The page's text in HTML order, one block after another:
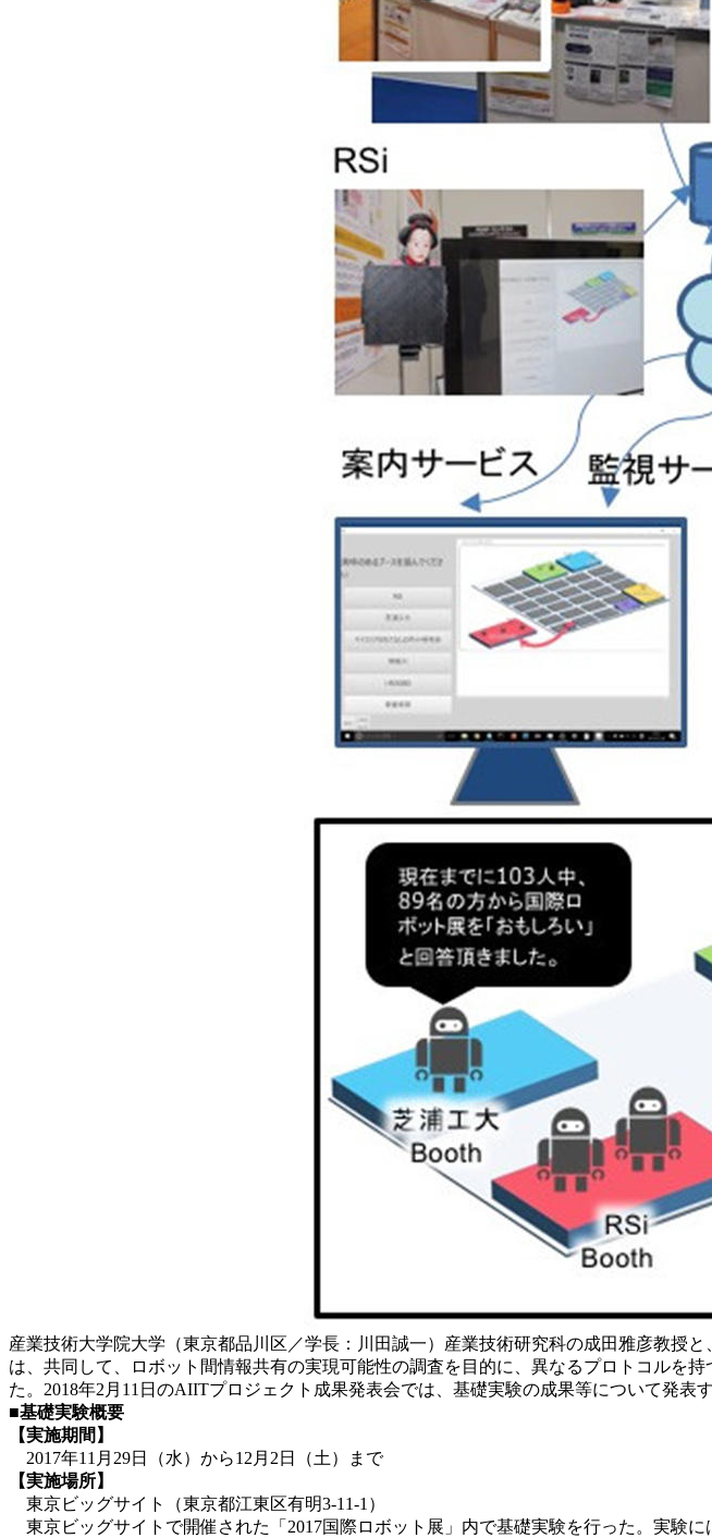
産業技術大学院大学（東京都品川区／学長：川田誠一）産業技術研究科の成田雅彦教授
は、共同して、ロボット間情報共有の実現可能性の調査を目的に、異なるプロトコルを
た。2018年2月11日のAIITプロジェクト成果発表会では、基礎実験の成果等について発表
■基礎実験概要
【実施期間】
2017年11月29日（水）から12月2日（土）まで
【実施場所】
東京ビッグサイト（東京都江東区有明3-11-1）
東京ビッグサイトで開催された「2017国際ロボット展」内で基礎実験を行った。実験に